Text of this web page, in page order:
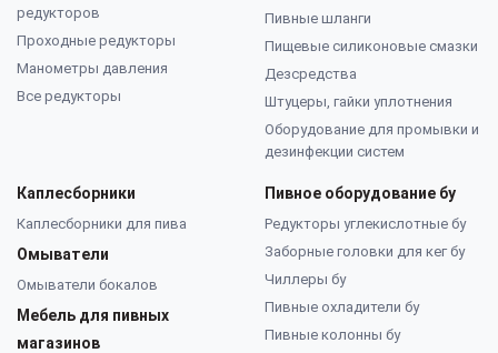
редукторов
Проходные редукторы
Манометры давления
Все редукторы
Пивные шланги
Пищевые силиконовые смазки
Дезсредства
Штуцеры, гайки уплотнения
Оборудование для промывки и
дезинфекции систем
Каплесборники
Каплесборники для пива
Омыватели
Омыватели бокалов
Мебель для пивных
магазинов
Пивное оборудование бу
Редукторы углекислотные бу
Заборные головки для кег бу
Чиллеры бу
Пивные охладители бу
Пивные колонны бу